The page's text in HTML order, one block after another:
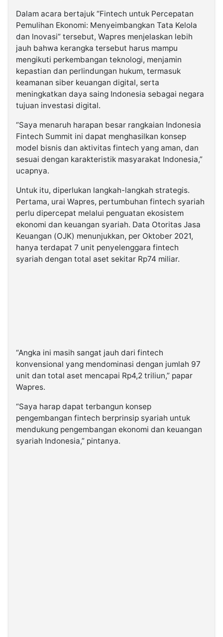
Dalam acara bertajuk “Fintech untuk Percepatan
Pemulihan Ekonomi: Menyeimbangkan Tata Kelola
dan lnovasi” tersebut, Wapres menjelaskan lebih
jauh bahwa kerangka tersebut harus mampu
mengikuti perkembangan teknologi, menjamin
kepastian dan perlindungan hukum, termasuk
keamanan siber keuangan digital, serta
meningkatkan daya saing Indonesia sebagai negara
tujuan investasi digital.
“Saya menaruh harapan besar rangkaian Indonesia
Fintech Summit ini dapat menghasilkan konsep
model bisnis dan aktivitas fintech yang aman, dan
sesuai dengan karakteristik masyarakat Indonesia,”
ucapnya.
Untuk itu, diperlukan langkah-langkah strategis.
Pertama, urai Wapres, pertumbuhan fintech syariah
perlu dipercepat melalui penguatan ekosistem
ekonomi dan keuangan syariah. Data Otoritas Jasa
Keuangan (OJK) menunjukkan, per Oktober 2021,
hanya terdapat 7 unit penyelenggara fintech
syariah dengan total aset sekitar Rp74 miliar.
“Angka ini masih sangat jauh dari fintech
konvensional yang mendominasi dengan jumlah 97
unit dan total aset mencapai Rp4,2 triliun,” papar
Wapres.
“Saya harap dapat terbangun konsep
pengembangan fintech berprinsip syariah untuk
mendukung pengembangan ekonomi dan keuangan
syariah Indonesia,” pintanya.